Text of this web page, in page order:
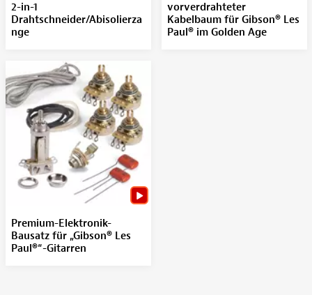
2-in-1
Drahtschneider/Abisolierza
nge
vorverdrahteter
Kabelbaum für Gibson® Les
Paul® im Golden Age
Premium-Elektronik-
Bausatz für „Gibson® Les
Paul®“-Gitarren